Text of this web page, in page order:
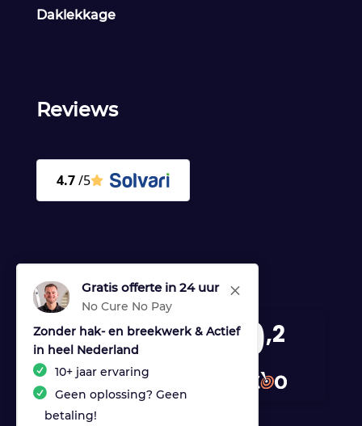
M
Gratis offerte in 24 uur
No Cure No Pay
Zonder hak- en breekwerk & Actief
in heel Nederland
10+ jaar ervaring
Geen oplossing? Geen
betaling!
Daklekkage
Reviews
9,2
provided by